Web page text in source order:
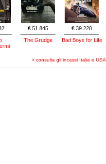
€ 51.845
The Grudge
€ 39.220
Bad Boys for Life
> consulta gli incassi Italia e USA